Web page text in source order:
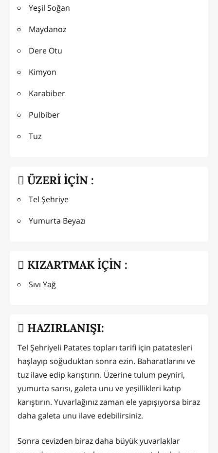
Yeşil Soğan
Maydanoz
Dere Otu
Kimyon
Karabiber
Pulbiber
Tuz
ÜZERİ İÇİN :
Tel Şehriye
Yumurta Beyazı
KIZARTMAK İÇİN :
Sıvı Yağ
HAZIRLANIŞI:
Tel Şehriyeli Patates topları tarifi için patatesleri
haşlayıp soğuduktan sonra ezin. Baharatlarını ve
tuz ilave edip karıştırın. Üzerine tulum peyniri,
yumurta sarısı, galeta unu ve yeşillikleri katıp
karıştırın. Yuvarlağınız zaman ele yapışıyorsa biraz
daha galeta unu ilave edebilirsiniz.
Sonra cevizden biraz daha büyük yuvarlaklar